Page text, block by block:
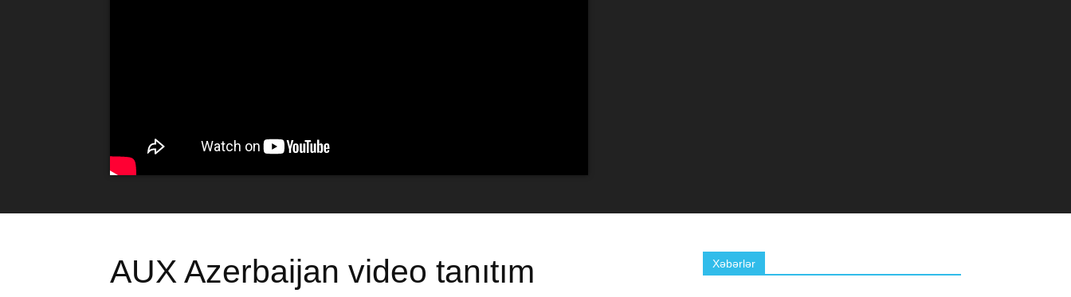
AUX Azerbaijan video tanıtım Xəbərlər